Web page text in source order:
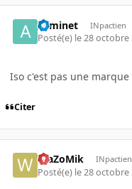
Arminet INpactien
Posté(e) le 28 octobre
Iso c'est pas une
Citer
WaZoMik INpactien
Posté(e) le 28 octobre